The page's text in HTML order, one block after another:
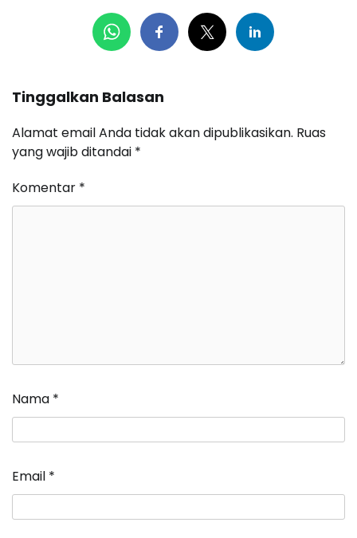
Tinggalkan Balasan
Alamat email Anda tidak akan dipublikasikan. Ruas
yang wajib ditandai *
Komentar *
Nama *
Email *